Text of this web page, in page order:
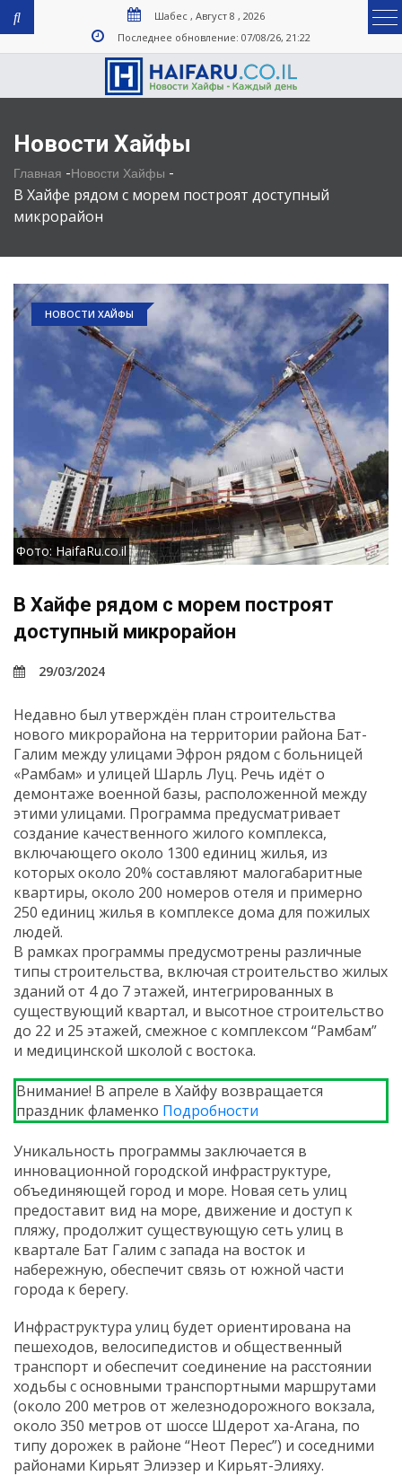
Шабес , Август 8 , 2026
Последнее обновление: 07/08/26, 21:22
Новости Хайфы
Главная -Новости Хайфы -
В Хайфе рядом с морем построят доступный
микрорайон
НОВОСТИ ХАЙФЫ
Фото: HaifaRu.co.il
В Хайфе рядом с морем построят
доступный микрорайон
29/03/2024
Недавно был утверждён план строительства
нового микрорайона на территории района Бат-
Галим между улицами Эфрон рядом с больницей
«Рамбам» и улицей Шарль Луц. Речь идёт о
демонтаже военной базы, расположенной между
этими улицами. Программа предусматривает
создание качественного жилого комплекса,
включающего около 1300 единиц жилья, из
которых около 20% составляют малогабаритные
квартиры, около 200 номеров отеля и примерно
250 единиц жилья в комплексе дома для пожилых
людей.
В рамках программы предусмотрены различные
типы строительства, включая строительство жилых
зданий от 4 до 7 этажей, интегрированных в
существующий квартал, и высотное строительство
до 22 и 25 этажей, смежное с комплексом “Рамбам”
и медицинской школой с востока.
Внимание! В апреле в Хайфу возвращается
праздник фламенко Подробности
Уникальность программы заключается в
инновационной городской инфраструктуре,
объединяющей город и море. Новая сеть улиц
предоставит вид на море, движение и доступ к
пляжу, продолжит существующую сеть улиц в
квартале Бат Галим с запада на восток и
набережную, обеспечит связь от южной части
города к берегу.
Инфраструктура улиц будет ориентирована на
пешеходов, велосипедистов и общественный
транспорт и обеспечит соединение на расстоянии
ходьбы с основными транспортными маршрутами
(около 200 метров от железнодорожного вокзала,
около 350 метров от шоссе Шдерот ха-Агана, по
типу дорожек в районе “Неот Перес”) и соседними
районами Кирьят Элиэзер и Кирьят-Элияху.